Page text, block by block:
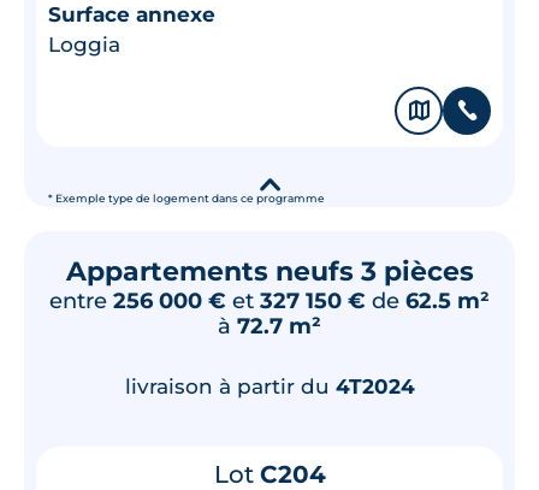
* Exemple type de logement dans ce programme
Surface annexe
Loggia
🗞 📞
▾
Appartements neufs 3 pièces
entre 256 000 € et 327 150 € de 62.5 m²
à 72.7 m²
livraison à partir du 4T2024
Lot C204